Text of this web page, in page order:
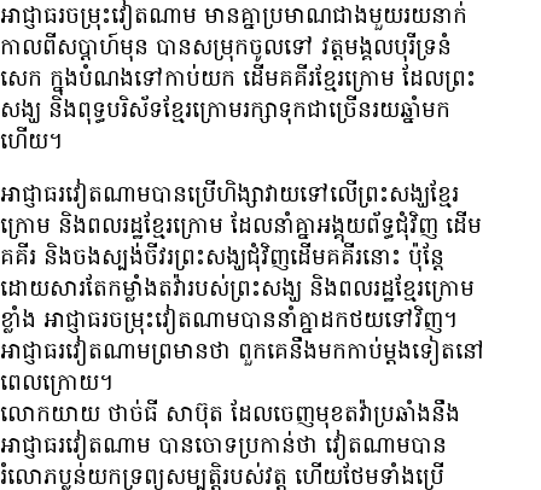
អាជ្ញាធរ​ចម្រុះ​វៀតណាម មាន​គ្នា​ប្រមាណ​ជាង​មួយ​រយ​នាក់
កាល​ពី​សប្ដាហ៍​មុន ​បាន​សម្រុក​ចូល​ទៅ វត្ត​មង្គល​បុរី​ទ្រនំ​
សេក ក្នុង​បំណង​ទៅ​កាប់​យក ដើម​គគីរ​ខ្មែរ​ក្រោម ដែល​ព្រះ
សង្ឃ​ និង​ពុទ្ធបរិស័ទ​ខ្មែរ​ក្រោម​រក្សា​ទុក​ជា​ច្រើន​រយ​ឆ្នាំ​មក​
ហើយ។
អាជ្ញាធរ​វៀតណាម​បាន​ប្រើ​ហិង្សា​វាយ​ទៅ​លើ​ព្រះសង្ឃ​ខ្មែរ​
ក្រោម និង​ពលរដ្ឋ​ខ្មែរ​ក្រោម ដែល​នាំ​គ្នា​អង្គុយ​ព័ទ្ធ​ជុំវិញ ដើម​
គគីរ និង​ចង​ស្បង់​ចីវរ​ព្រះសង្ឃ​ជុំវិញ​ដើម​គគីរ​នោះ ប៉ុន្តែ​
ដោយសារ​តែ​កម្លាំង​តវ៉ា​របស់​ព្រះសង្ឃ និង​ពលរដ្ឋ​ខ្មែរ​ក្រោម​
ខ្លាំង អាជ្ញាធរ​ចម្រុះ​វៀតណាម​បាន​នាំ​គ្នា​ដក​ថយ​ទៅ​វិញ។
អាជ្ញាធរ​វៀតណាម​ព្រមាន​ថា ពួក​គេ​នឹង​មក​កាប់​ម្ដង​ទៀត​នៅ​
ពេល​ក្រោយ។
លោក​យាយ ថាច់ធី សាប៊ុត ដែល​ចេញ​មុខ​តវ៉ា​ប្រឆាំង​នឹង​
អាជ្ញាធរ​វៀតណាម បាន​ចោទ​ប្រកាន់​ថា វៀតណាម​បាន​
រំលោភ​ប្លន់​យក​ទ្រព្យ​សម្បត្តិ​របស់​វត្ត ហើយ​ថែម​ទាំង​ប្រើ